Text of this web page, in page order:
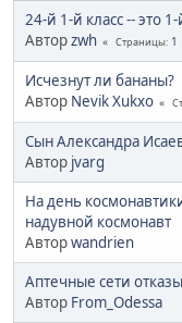
24-й 1-й класс -- это
Авторzwh Страницы 1
Исчезнут ли бананы?
Автор Nevik Xukxo
Сын Александра
Автор jvarg
На день
надувной космонавт
Авторwandrien
Аптечные сети
Автор From_Odessa